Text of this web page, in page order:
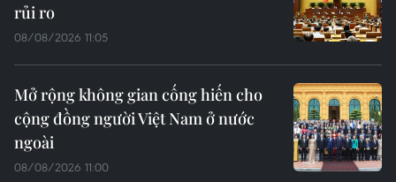
rủi ro
08/08/2026 11:05
Mở rộng không gian cống hiến cho
cộng đồng người Việt Nam ở nước
ngoài
08/08/2026 11:00